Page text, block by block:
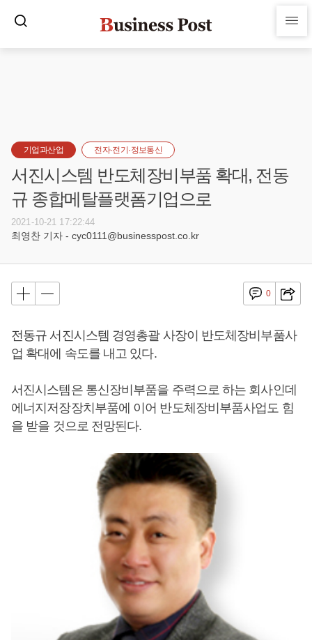
기업과산업 전자·전기·정보통신
서진시스템 반도체장비부품 확대, 전동
규 종합메탈플랫폼기업으로
2021-10-21 17:22:44
최영찬 기자 - cyc0111@businesspost.co.kr
0
전동규 서진시스템 경영총괄 사장이 반도체장비부품사
업 확대에 속도를 내고 있다.
서진시스템은 통신장비부품을 주력으로 하는 회사인데
에너지저장장치부품에 이어 반도체장비부품사업도 힘
을 받을 것으로 전망된다.